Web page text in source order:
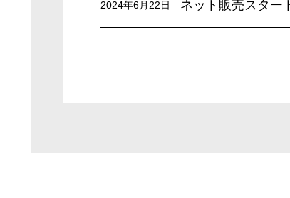
2024年6月22日 ネット販売スター